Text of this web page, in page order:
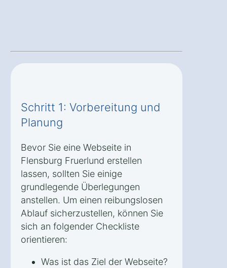
Schritt 1: Vorbereitung und
Planung
Bevor Sie eine Webseite in
Flensburg Fruerlund erstellen
lassen, sollten Sie einige
grundlegende Überlegungen
anstellen. Um einen reibungslosen
Ablauf sicherzustellen, können Sie
sich an folgender Checkliste
orientieren:
Was ist das Ziel der Webseite?